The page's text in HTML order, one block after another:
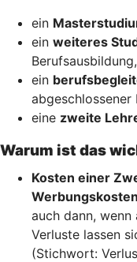
ein
ein weiteres
Berufsausbildung,
ein
abgeschlossener
eine zweite
Warum ist das
Kosten einer
Werbungskosten
auch dann,
Verluste lassen
(Stichwort: